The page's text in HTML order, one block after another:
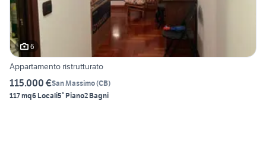
6
Appartamento ristrutturato
115.000 €San Massimo(CB)
117 mq6 Locali5° Piano2 Bagni